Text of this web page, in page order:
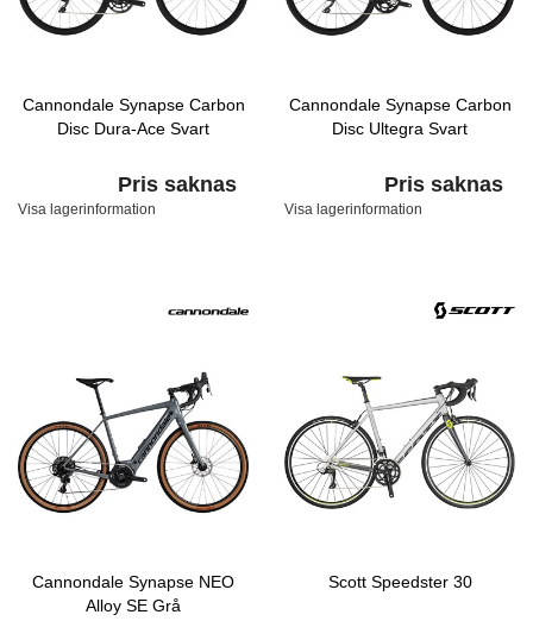
Cannondale Synapse Carbon
Disc Dura-Ace Svart
Pris saknas
Visa lagerinformation
Cannondale Synapse Carbon
Disc Ultegra Svart
Pris saknas
Visa lagerinformation
Cannondale Synapse NEO
Alloy SE Grå
Scott Speedster 30